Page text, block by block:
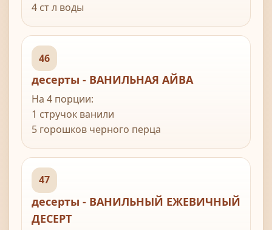
4 ст л воды
4 гвоздики
35 г сливочного масла
50 г муки
450 мл молока
25 г сахара
2 яйца, разделить желток и белок
несколько капель ванильной эссенции
46
десерты - ВАНИЛЬНАЯ АЙВА
На 4 порции:
1 стручок ванили
5 горошков черного перца
тертая цедра 1 лимона
500 мл воды
4-5 шт айвы (в зависимости от размера)
47
десерты - ВАНИЛЬНЫЙ ЕЖЕВИЧНЫЙ
ДЕСЕРТ